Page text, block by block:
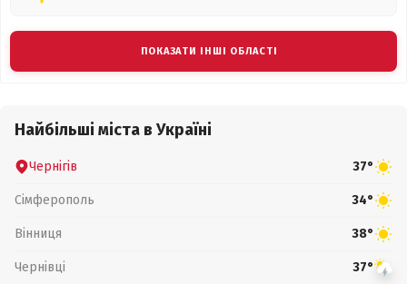
ПОКАЗАТИ ІНШІ ОБЛАСТІ
Найбільші міста в Україні
Чернігів 37°
Сімферополь 34°
Вінниця 38°
Чернівці 37°